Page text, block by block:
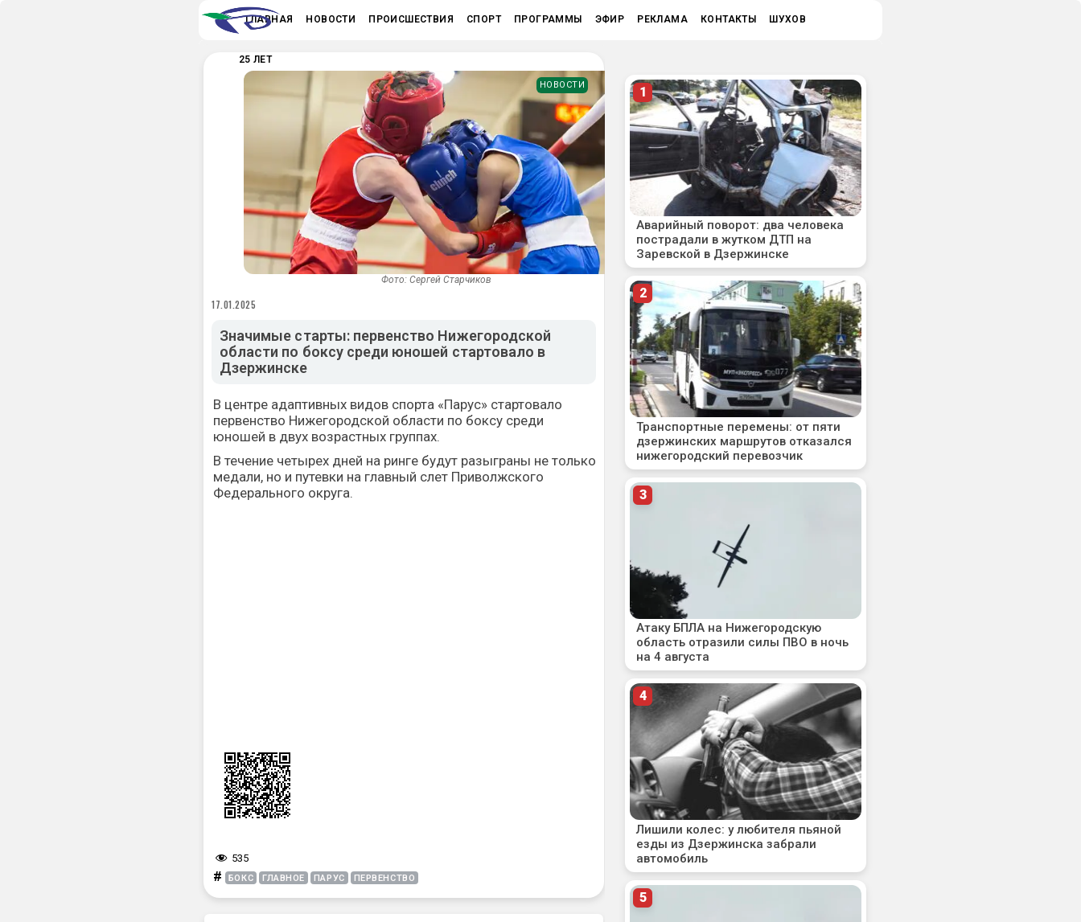
ГЛАВНАЯ НОВОСТИ ПРОИСШЕСТВИЯ СПОРТ ПРОГРАММЫ ЭФИР РЕКЛАМА КОНТАКТЫ ШУХОВ
25 ЛЕТ
Фото: Сергей Старчиков
НОВОСТИ
17.01.2025
Значимые старты: первенство Нижегородской
области по боксу среди юношей стартовало в
Дзержинске
В центре адаптивных видов спорта «Парус» стартовало
первенство Нижегородской области по боксу среди
юношей в двух возрастных группах.
В течение четырех дней на ринге будут разыграны не только
медали, но и путевки на главный слет Приволжского
Федерального округа.
535
# БОКС ГЛАВНОЕ ПАРУС ПЕРВЕНСТВО